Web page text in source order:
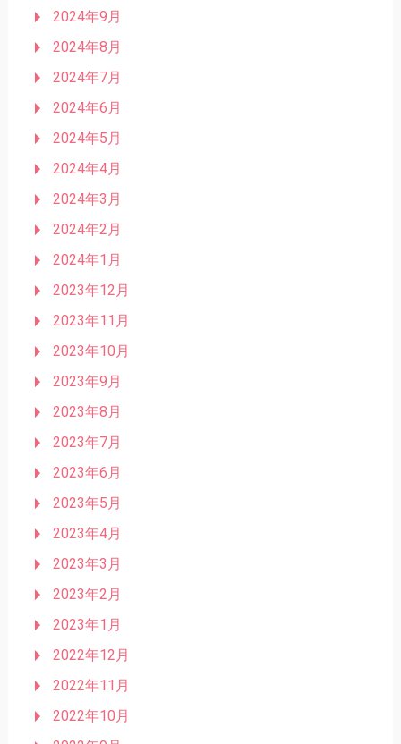
2024年9月
2024年8月
2024年7月
2024年6月
2024年5月
2024年4月
2024年3月
2024年2月
2024年1月
2023年12月
2023年11月
2023年10月
2023年9月
2023年8月
2023年7月
2023年6月
2023年5月
2023年4月
2023年3月
2023年2月
2023年1月
2022年12月
2022年11月
2022年10月